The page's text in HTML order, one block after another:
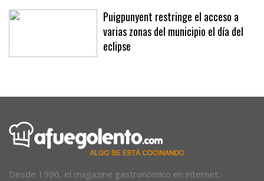
Puigpunyent restringe el acceso a
varias zonas del municipio el día del
eclipse
Desde 1996, el magazine gastronómico en internet.